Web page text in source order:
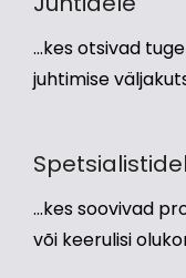
...kes otsivad
juhtimise
...kes soovivad
või keerulisi